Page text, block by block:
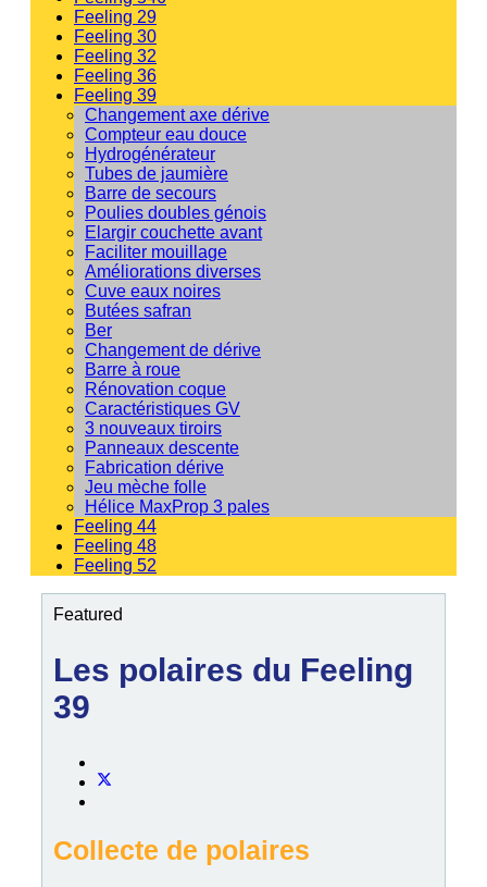
Feeling 29
Feeling 30
Feeling 32
Feeling 36
Feeling 39
Changement axe dérive
Compteur eau douce
Hydrogénérateur
Tubes de jaumière
Barre de secours
Poulies doubles génois
Elargir couchette avant
Faciliter mouillage
Améliorations diverses
Cuve eaux noires
Butées safran
Ber
Changement de dérive
Barre à roue
Rénovation coque
Caractéristiques GV
3 nouveaux tiroirs
Panneaux descente
Fabrication dérive
Jeu mèche folle
Hélice MaxProp 3 pales
Feeling 44
Feeling 48
Feeling 52
Featured
Les polaires du Feeling
39
Collecte de polaires